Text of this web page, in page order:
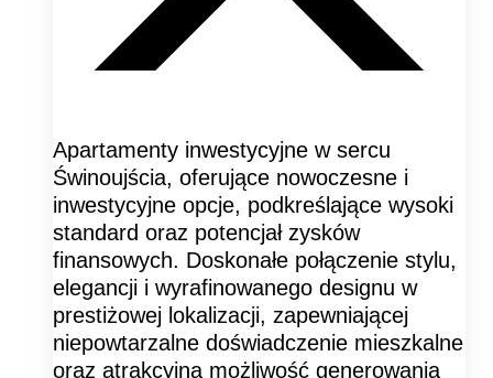
Apartamenty inwestycyjne w sercu
Świnoujścia, oferujące nowoczesne i
inwestycyjne opcje, podkreślające wysoki
standard oraz potencjał zysków
finansowych. Doskonałe połączenie stylu,
elegancji i wyrafinowanego designu w
prestiżowej lokalizacji, zapewniającej
niepowtarzalne doświadczenie mieszkalne
oraz atrakcyjną możliwość generowania